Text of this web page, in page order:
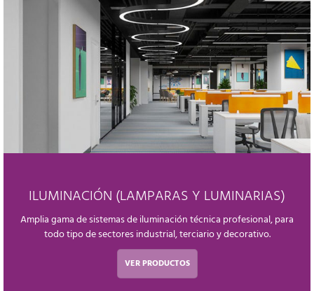
ILUMINACIÓN (LAMPARAS Y LUMINARIAS)
Amplia gama de sistemas de iluminación técnica profesional, para
todo tipo de sectores industrial, terciario y decorativo.
VER PRODUCTOS